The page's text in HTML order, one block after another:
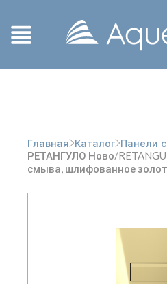
Главная Каталог Панели
РЕТАНГУЛО Ново/
смыва, шлифованное